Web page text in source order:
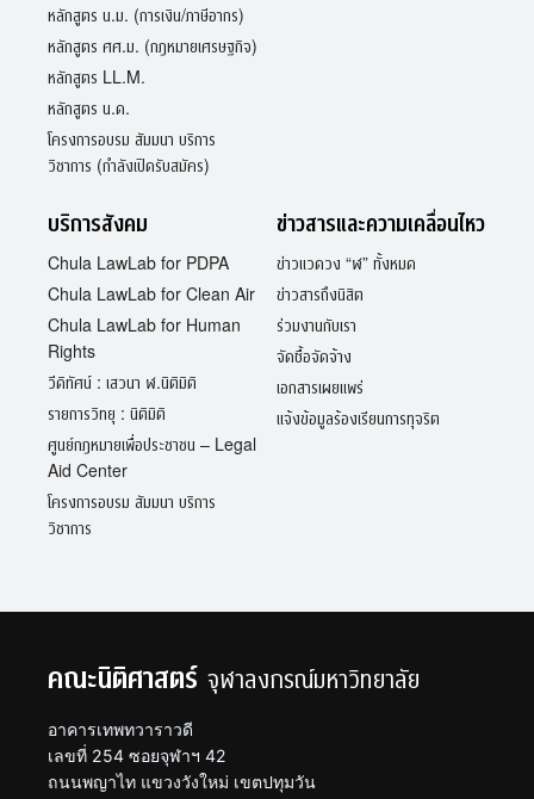
หลักสูตร น.ม. (การเงิน/ภาษีอากร)
หลักสูตร ศศ.ม. (กฎหมายเศรษฐกิจ)
หลักสูตร LL.M.
หลักสูตร น.ด.
โครงการอบรม สัมมนา บริการ
วิชาการ (กำลังเปิดรับสมัคร)
บริการสังคม
Chula LawLab for PDPA
Chula LawLab for Clean Air
Chula LawLab for Human
Rights
วีดิทัศน์ : เสวนา ฬ.นิติมิติ
รายการวิทยุ : นิติมิติ
ศูนย์กฎหมายเพื่อประชาชน – Legal
Aid Center
โครงการอบรม สัมมนา บริการ
วิชาการ
ข่าวสารและความเคลื่อนไหว
ข่าวแวดวง “ฬ” ทั้งหมด
ข่าวสารถึงนิสิต
ร่วมงานกับเรา
จัดซื้อจัดจ้าง
เอกสารเผยแพร่
แจ้งข้อมูลร้องเรียนการทุจริต
คณะนิติศาสตร์ จุฬาลงกรณ์มหาวิทยาลัย
อาคารเทพทวาราวดี
เลขที่ 254 ซอยจุฬาฯ 42
ถนนพญาไท แขวงวังใหม่ เขตปทุมวัน